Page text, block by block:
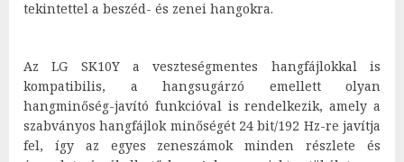
tekintettel a beszéd- és zenei hangokra.
Az LG SK10Y a veszteségmentes hangfájlokkal is
kompatibilis, a hangsugárzó emellett olyan
hangminőség-javító funkcióval is rendelkezik, amely a
szabványos hangfájlok minőségét 24 bit/192 Hz-re javítja
fel, így az egyes zeneszámok minden részlete és